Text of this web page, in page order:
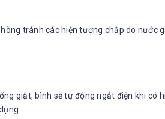
tránh các hiện tượng chập do nước
giật, bình sẽ tự động ngắt điện khi có